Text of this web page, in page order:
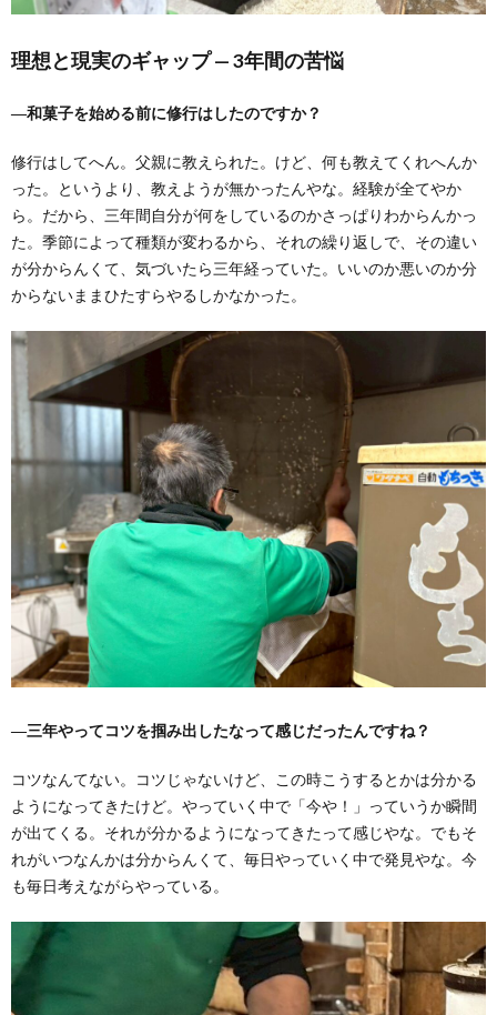
理想と現実のギャップ — 3年間の苦悩
―和菓子を始める前に修行はしたのですか？
修行はしてへん。父親に教えられた。けど、何も教えてくれへんか
った。というより、教えようが無かったんやな。経験が全てやか
ら。だから、三年間自分が何をしているのかさっぱりわからんかっ
た。季節によって種類が変わるから、それの繰り返しで、その違い
が分からんくて、気づいたら三年経っていた。いいのか悪いのか分
からないままひたすらやるしかなかった。
―三年やってコツを掴み出したなって感じだったんですね？
コツなんてない。コツじゃないけど、この時こうするとかは分かる
ようになってきたけど。やっていく中で「今や！」っていうか瞬間
が出てくる。それが分かるようになってきたって感じやな。でもそ
れがいつなんかは分からんくて、毎日やっていく中で発見やな。今
も毎日考えながらやっている。